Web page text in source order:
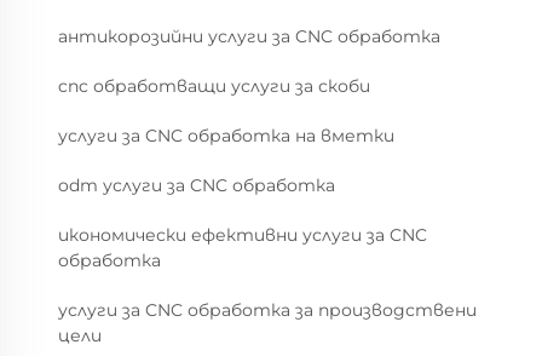
антикорозийни услуги за CNC обработка
cnc обработващи услуги за скоби
услуги за CNC обработка на вметки
odm услуги за CNC обработка
икономически ефективни услуги за CNC
обработка
услуги за CNC обработка за производствени
цели